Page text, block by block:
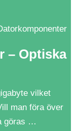
– Optiska
vilket
man föra över
göras …